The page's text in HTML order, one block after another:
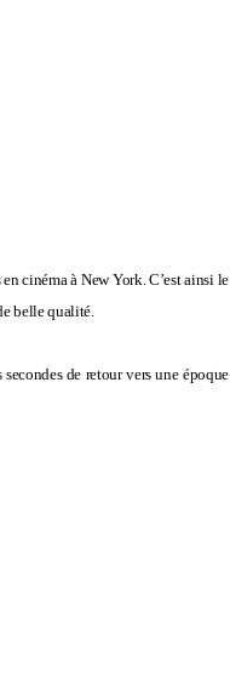
cinéma à New York. C’est ainsi le
belle qualité.
de retour vers une époque